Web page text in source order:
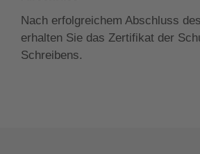
Nach erfolgreichem Abschluss
erhalten Sie das Zertifikat der
Schreibens.